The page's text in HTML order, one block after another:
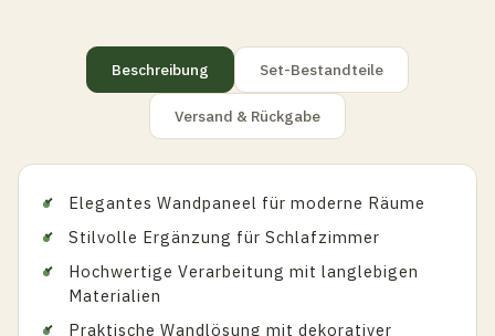
Beschreibung Set-Bestandteile
Versand & Rückgabe
Elegantes Wandpaneel für moderne Räume
Stilvolle Ergänzung für Schlafzimmer
Hochwertige Verarbeitung mit langlebigen
Materialien
Praktische Wandlösung mit dekorativer